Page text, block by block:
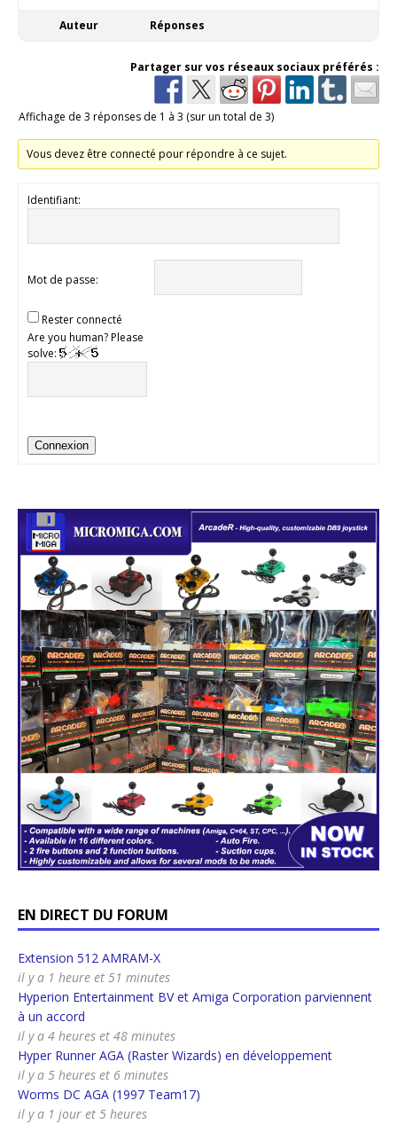
Auteur Réponses
Partager sur vos réseaux sociaux préférés :
Affichage de 3 réponses de 1 à 3 (sur un total de 3)
Vous devez être connecté pour répondre à ce sujet.
Identifiant:
Mot de passe:
Rester connecté
Are you human? Please
solve:
Connexion
EN DIRECT DU FORUM
Extension 512 AMRAM-X
il y a 1 heure et 51 minutes
Hyperion Entertainment BV et Amiga Corporation parviennent
à un accord
il y a 4 heures et 48 minutes
Hyper Runner AGA (Raster Wizards) en développement
il y a 5 heures et 6 minutes
Worms DC AGA (1997 Team17)
il y a 1 jour et 5 heures